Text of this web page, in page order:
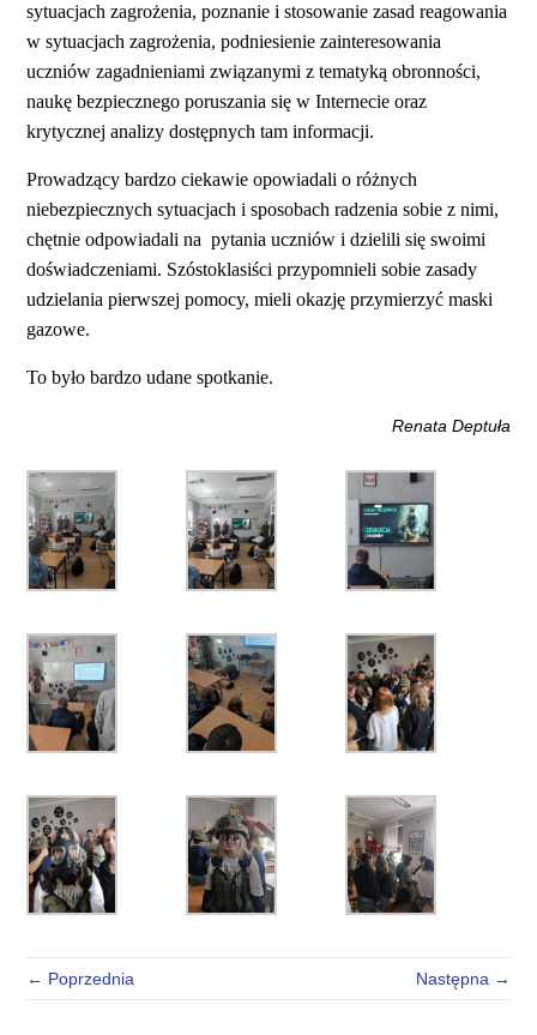
sytuacjach zagrożenia, poznanie i stosowanie zasad reagowania
w sytuacjach zagrożenia, podniesienie zainteresowania
uczniów zagadnieniami związanymi z tematyką obronności,
naukę bezpiecznego poruszania się w Internecie oraz
krytycznej analizy dostępnych tam informacji.
Prowadzący bardzo ciekawie opowiadali o różnych
niebezpiecznych sytuacjach i sposobach radzenia sobie z nimi,
chętnie odpowiadali na pytania uczniów i dzielili się swoimi
doświadczeniami. Szóstoklasiści przypomnieli sobie zasady
udzielania pierwszej pomocy, mieli okazję przymierzyć maski
gazowe.
To było bardzo udane spotkanie.
Renata Deptuła
← Poprzednia Następna →